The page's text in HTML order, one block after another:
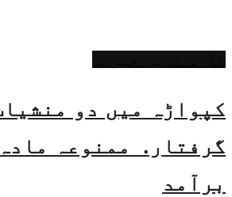
کپواڑہ میں دو
گرفتار. ممنوعہ
برآمد